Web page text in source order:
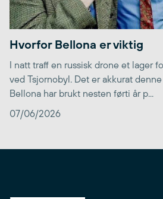
Hvorfor Bellona er viktig
I natt traff en russisk drone et lager
ved Tsjornobyl. Det er akkurat
Bellona har brukt nesten førti år p...
07/06/2026